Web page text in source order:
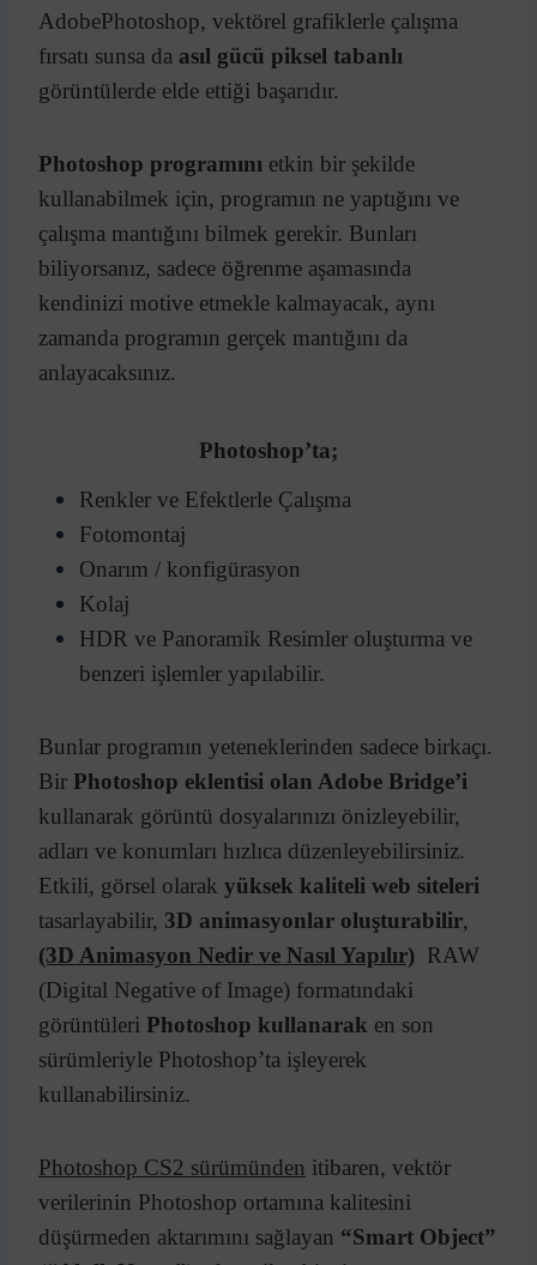
AdobePhotoshop, vektörel grafiklerle çalışma
fırsatı sunsa da asıl gücü piksel tabanlı
görüntülerde elde ettiği başarıdır.
Photoshop programını etkin bir şekilde
kullanabilmek için, programın ne yaptığını ve
çalışma mantığını bilmek gerekir. Bunları
biliyorsanız, sadece öğrenme aşamasında
kendinizi motive etmekle kalmayacak, aynı
zamanda programın gerçek mantığını da
anlayacaksınız.
Photoshop’ta;
Renkler ve Efektlerle Çalışma
Fotomontaj
Onarım / konfigürasyon
Kolaj
HDR ve Panoramik Resimler oluşturma ve
benzeri işlemler yapılabilir.
Bunlar programın yeteneklerinden sadece birkaçı.
Bir Photoshop eklentisi olan Adobe Bridge’i
kullanarak görüntü dosyalarınızı önizleyebilir,
adları ve konumları hızlıca düzenleyebilirsiniz.
Etkili, görsel olarak yüksek kaliteli web siteleri
tasarlayabilir, 3D animasyonlar oluşturabilir,
(3D Animasyon Nedir ve Nasıl Yapılır) RAW
(Digital Negative of Image) formatındaki
görüntüleri Photoshop kullanarak en son
sürümleriyle Photoshop’ta işleyerek
kullanabilirsiniz.
Photoshop CS2 sürümünden itibaren, vektör
verilerinin Photoshop ortamına kalitesini
düşürmeden aktarımını sağlayan “Smart Object”